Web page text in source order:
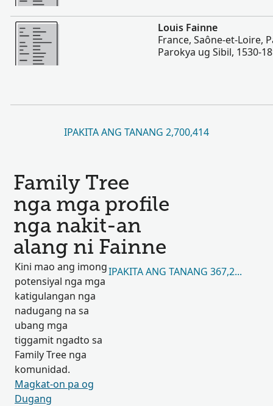
Dugang pa
Louis Fainne
France, Saône-et-Loire,
Parokya ug Sibil, 1530-
IPAKITA ANG TANANG 2,700,414
Family Tree
nga mga profile
nga nakit-an
alang ni Fainne
Kini mao ang imong
potensiyal nga mga
katigulangan nga
nadugang na sa
ubang mga
tiggamit ngadto sa
Family Tree nga
komunidad.
Magkat-on pa og
Dugang
IPAKITA ANG TANANG 367,299